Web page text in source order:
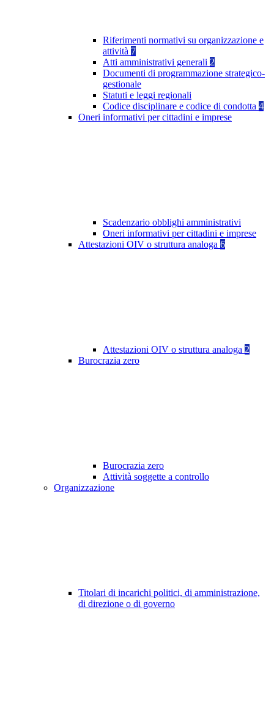
Riferimenti normativi su organizzazione e
attività 7
Atti amministrativi generali 2
Documenti di programmazione strategico-
gestionale
Statuti e leggi regionali
Codice disciplinare e codice di condotta 4
Oneri informativi per cittadini e imprese
Scadenzario obblighi amministrativi
Oneri informativi per cittadini e imprese
Attestazioni OIV o struttura analoga 6
Attestazioni OIV o struttura analoga 2
Burocrazia zero
Burocrazia zero
Attività soggette a controllo
Organizzazione
Titolari di incarichi politici, di amministrazione,
di direzione o di governo